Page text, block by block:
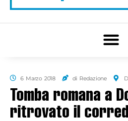
6 Marzo 2018 di Redazione
Tomba romana a
ritrovato il